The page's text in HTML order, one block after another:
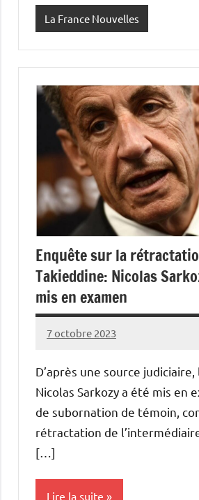
La France Nouvelles
Enquête sur la
Takieddine: Nicolas
mis en examen
7 octobre 2023
Admins
D’après une source
Nicolas Sarkozy a été mis en
de subornation de témoin,
rétractation de
[…]
Lire la suite